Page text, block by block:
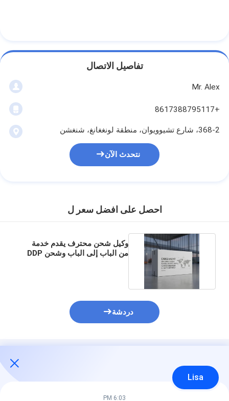
تفاصيل الاتصال
Mr. Alex
+8617388795117
368-2، شارع تشيوويوان، منطقة لونغغانغ، شنغشن
نتحدث الآن
احصل على افضل سعر ل
وكيل شحن محترف يقدم خدمة
من الباب إلى الباب وشحن DDP
دردشة
Lisa
6:03 PM